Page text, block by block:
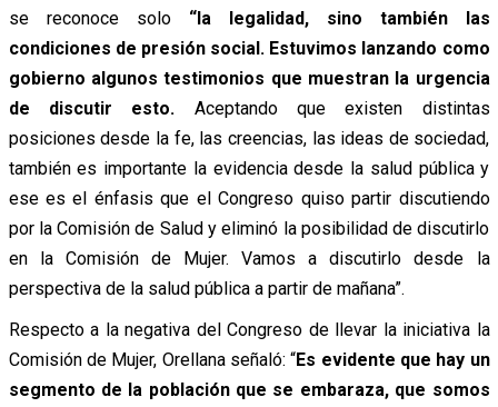
se reconoce solo “la legalidad, sino también las
condiciones de presión social. Estuvimos lanzando como
gobierno algunos testimonios que muestran la urgencia
de discutir esto. Aceptando que existen distintas
posiciones desde la fe, las creencias, las ideas de sociedad,
también es importante la evidencia desde la salud pública y
ese es el énfasis que el Congreso quiso partir discutiendo
por la Comisión de Salud y eliminó la posibilidad de discutirlo
en la Comisión de Mujer. Vamos a discutirlo desde la
perspectiva de la salud pública a partir de mañana”.
Respecto a la negativa del Congreso de llevar la iniciativa la
Comisión de Mujer, Orellana señaló: “Es evidente que hay un
segmento de la población que se embaraza, que somos